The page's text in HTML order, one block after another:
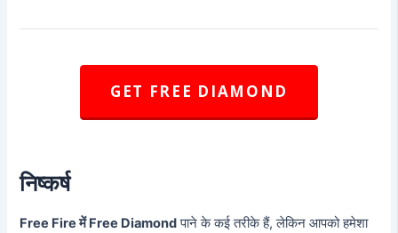
GET FREE DIAMOND
निष्कर्ष
Free Fire में Free Diamondपाने के कई तरीके हैं, लेकिन आपको हमेशा